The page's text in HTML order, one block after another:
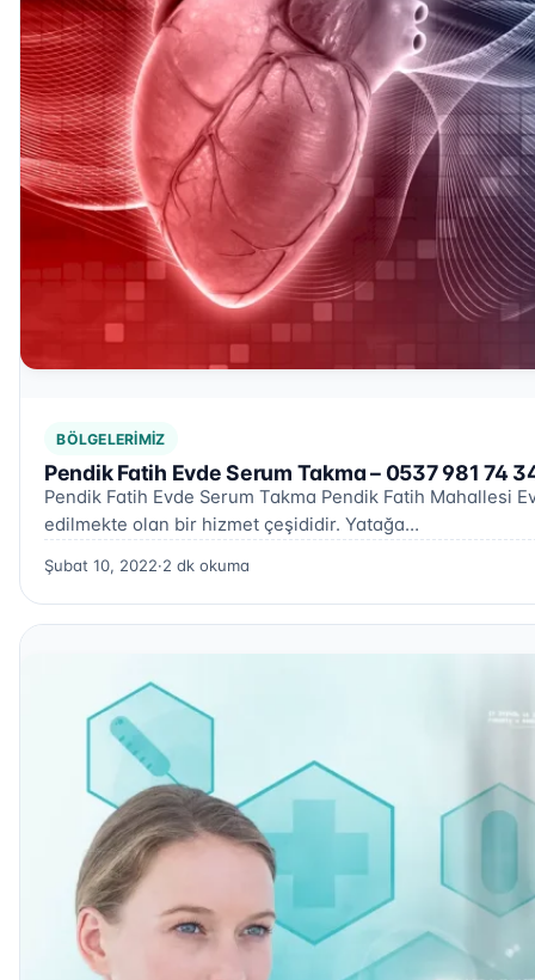
BÖLGELERIMIZ
Pendik Fatih Evde Serum Takma – 0537 981 74
Pendik Fatih Evde Serum Takma Pendik Fatih Mahallesi
edilmekte olan bir hizmet çeşididir. Yatağa…
Şubat 10, 2022·2 dk okuma